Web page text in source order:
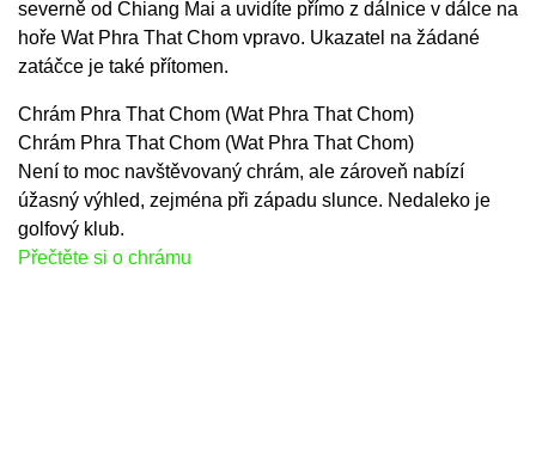
severně od Chiang Mai a uvidíte přímo z dálnice v dálce na
hoře Wat Phra That Chom vpravo. Ukazatel na žádané
zatáčce je také přítomen.
Chrám Phra That Chom (Wat Phra That Chom)
Chrám Phra That Chom (Wat Phra That Chom)
Není to moc navštěvovaný chrám, ale zároveň nabízí
úžasný výhled, zejména při západu slunce. Nedaleko je
golfový klub.
Přečtěte si o chrámu